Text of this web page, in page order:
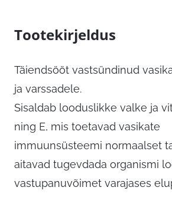
Tootekirjeldus
Täiendsööt vastsündinud
ja varssadele.
Sisaldab looduslikke valke ja
ning E, mis toetavad vasikate
immuunsüsteemi normaalset
aitavad tugevdada organismi
vastupanuvõimet varajases